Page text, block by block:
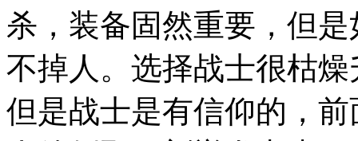
杀，装备固然重要，但
不掉人。选择战士很枯
但是战士是有信仰的，